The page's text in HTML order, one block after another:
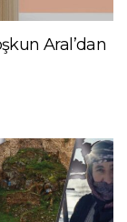
Aral’dan